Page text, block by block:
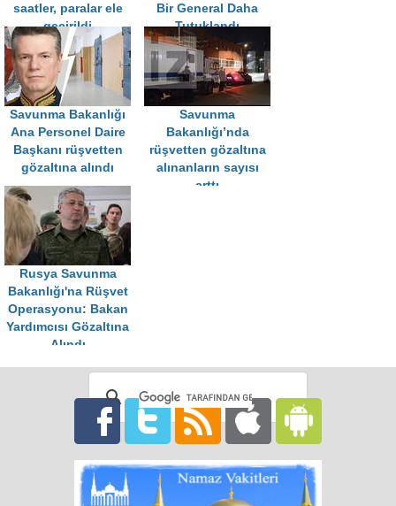
saatler, paralar ele
geçirildi
Bir General Daha
Tutuklandı
Savunma Bakanlığı
Ana Personel Daire
Başkanı rüşvetten
gözaltına alındı
Savunma
Bakanlığı’nda
rüşvetten gözaltına
alınanların sayısı
arttı
Rusya Savunma
Bakanlığı'na Rüşvet
Operasyonu: Bakan
Yardımcısı Gözaltına
Alındı